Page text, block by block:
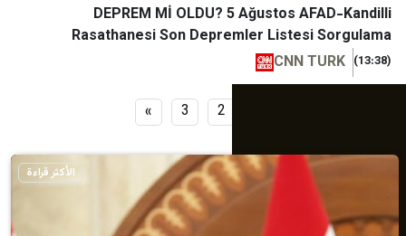
DEPREM Mİ OLDU? 5 Ağustos
Rasathanesi Son Depremler Listesi
CNN
الأكثر قراءة